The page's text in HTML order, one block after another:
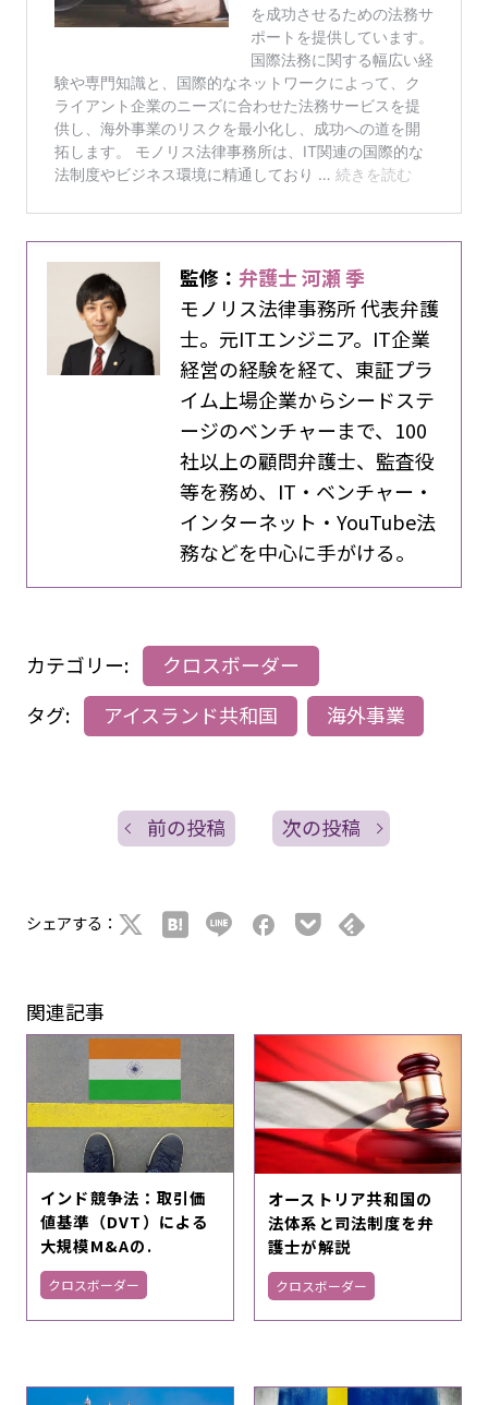
監修：弁護士 河瀬 季
モノリス法律事務所 代表弁護
士。元ITエンジニア。IT企業
経営の経験を経て、東証プラ
イム上場企業からシードステ
ージのベンチャーまで、100
社以上の顧問弁護士、監査役
等を務め、IT・ベンチャー・
インターネット・YouTube法
務などを中心に手がける。
カテゴリー:
クロスボーダー
タグ:
アイスランド共和国 海外事業
前の投稿 次の投稿
シェアする：
関連記事
インド競争法：取引価
値基準（DVT）による
大規模M&Aの.
クロスボーダー
オーストリア共和国の
法体系と司法制度を弁
護士が解説
クロスボーダー